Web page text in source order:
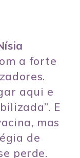
a forte
aqui e
E
mas
de
perde.